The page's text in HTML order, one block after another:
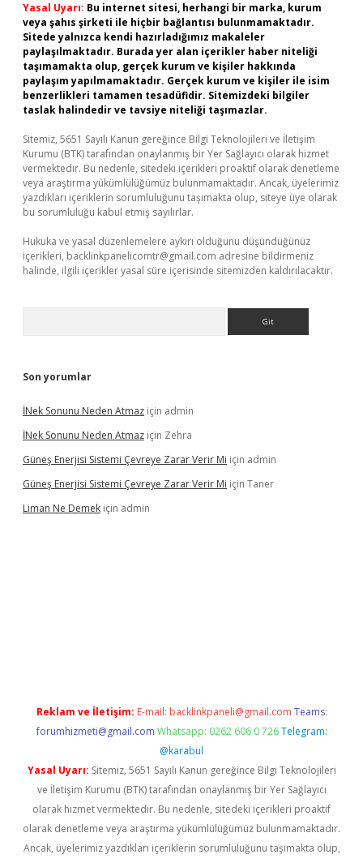
Yasal Uyarı: Bu internet sitesi, herhangi bir marka, kurum
veya şahıs şirketi ile hiçbir bağlantısı bulunmamaktadır.
Sitede yalnızca kendi hazırladığımız makaleler
paylaşılmaktadır. Burada yer alan içerikler haber niteliği
taşımamakta olup, gerçek kurum ve kişiler hakkında
paylaşım yapılmamaktadır. Gerçek kurum ve kişiler ile isim
benzerlikleri tamamen tesadüfidir. Sitemizdeki bilgiler
taslak halindedir ve tavsiye niteliği taşımazlar.
Sitemiz, 5651 Sayılı Kanun gereğince Bilgi Teknolojileri ve İletişim
Kurumu (BTK) tarafından onaylanmış bir Yer Sağlayıcı olarak hizmet
vermektedir. Bu nedenle, sitedeki içerikleri proaktif olarak denetleme
veya araştırma yükümlülüğümüz bulunmamaktadır. Ancak, üyelerimiz
yazdıkları içeriklerin sorumluluğunu taşımakta olup, siteye üye olarak
bu sorumluluğu kabul etmiş sayılırlar.
Hukuka ve yasal düzenlemelere aykırı olduğunu düşündüğünüz
içerikleri, backlinkpanelicomtr@gmail.com adresine bildirmeniz
halinde, ilgili içerikler yasal süre içerisinde sitemizden kaldırılacaktır.
Son yorumlar
İNek Sonunu Neden Atmaz için admin
İNek Sonunu Neden Atmaz için Zehra
Güneş Enerjisi Sistemi Çevreye Zarar Verir Mi için admin
Güneş Enerjisi Sistemi Çevreye Zarar Verir Mi için Taner
Liman Ne Demek için admin
Reklam ve İletişim: E-mail: backlinkpaneli@gmail.com Teams:
forumhizmeti@gmail.com Whatsapp: 0262 606 0 726 Telegram:
@karabul
Yasal Uyarı: Sitemiz, 5651 Sayılı Kanun gereğince Bilgi Teknolojileri
ve İletişim Kurumu (BTK) tarafından onaylanmış bir Yer Sağlayıcı
olarak hizmet vermektedir. Bu nedenle, sitedeki içerikleri proaktif
olarak denetleme veya araştırma yükümlülüğümüz bulunmamaktadır.
Ancak, üyelerimiz yazdıkları içeriklerin sorumluluğunu taşımakta olup,